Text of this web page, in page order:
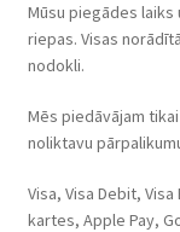
Mūsu piegādes laiks
riepas. Visas
nodokli.
Mēs piedāvājam
noliktavu
Visa, Visa Debit,
kartes, Apple Pay,